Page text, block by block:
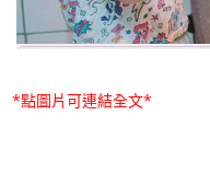
*點圖片可連結全文*